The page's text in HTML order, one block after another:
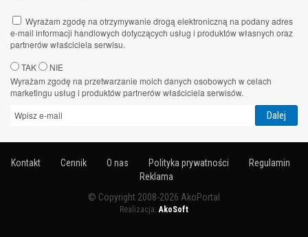
Wyrażam zgodę na otrzymywanie drogą elektroniczną na podany adres
e-mail informacji handlowych dotyczących usług i produktów własnych oraz
partnerów właściciela serwisu.
TAK
NIE
Wyrażam zgodę na przetwarzanie moich danych osobowych w celach
marketingu usług i produktów partnerów właściciela serwisów.
Kontakt Cennik O nas Polityka prywatności
Regulamin
Reklama
© Copyright 2008-2026 AkoPortal
Realizacja:AkoSoft